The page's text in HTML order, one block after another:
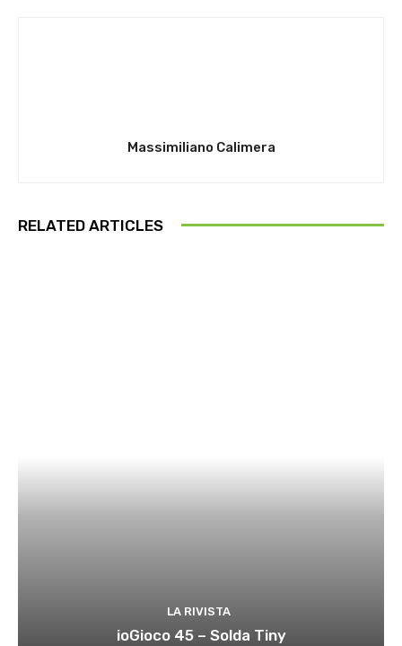
Massimiliano Calimera
RELATED ARTICLES
LA RIVISTA
ioGioco 45 – Solda Tiny